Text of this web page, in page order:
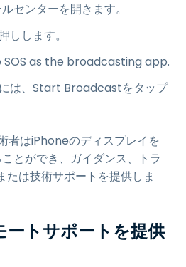
センターを開きます。
しします。
SOS as the broadcasting app.
は、Start Broadcastをタップ
者はiPhoneのディスプレイを
とができ、ガイダンス、トラ
たは技術サポートを提供しま
ートサポートを提供